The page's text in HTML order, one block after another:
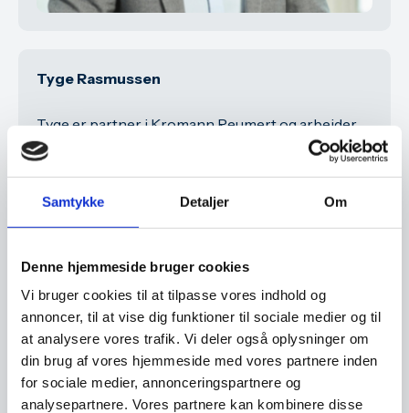
Samtykke Detaljer Om
Denne hjemmeside bruger cookies
Vi bruger cookies til at tilpasse vores indhold og
annoncer, til at vise dig funktioner til sociale medier og til
at analysere vores trafik. Vi deler også oplysninger om
din brug af vores hjemmeside med vores partnere inden
for sociale medier, annonceringspartnere og
analysepartnere. Vores partnere kan kombinere disse
Tyge Rasmussen
Tyge er partner i Kromann Reumert og arbejder
primært med selskabsret, køb og salg af
kommercielle kontrakter (f.eks. distributions-
eller agentaftaler).
udlandet, bistand med etablering i udlandet og
udenlandske aktører, der ønsker at etablere sig i
Danmark, har Tyge en dyb indsigt i
eksportvirksomheders juridiske udfordringer og
det internationale miljø, de navigerer i.